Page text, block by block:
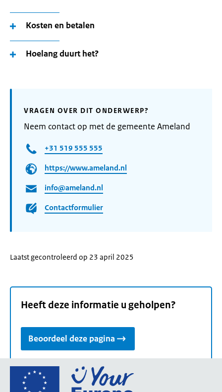
Kosten en betalen
Hoelang duurt het?
VRAGEN OVER DIT ONDERWERP?
Neem contact op met de gemeente Ameland
+31 519 555 555
https://www.ameland.nl
info@ameland.nl
Contactformulier
Laatst gecontroleerd op 23 april 2025
Heeft deze informatie u geholpen?
Beoordeel deze pagina
Ga